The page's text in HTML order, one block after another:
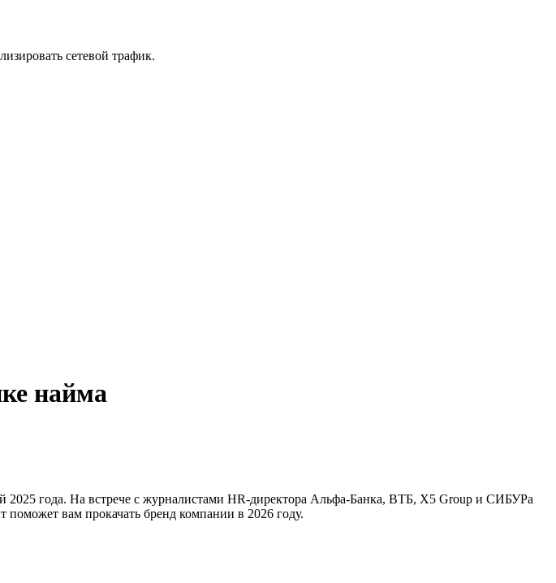
сетевой трафик.
найма
2025 года. На встрече с журналистами HR-директора Альфа-Банка, ВТБ, X5 Group и СИБУРа
поможет вам прокачать бренд компании в 2026 году.